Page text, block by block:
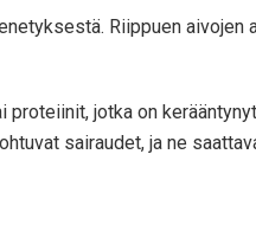
Riippuen aivojen
jotka on
sairaudet, ja ne